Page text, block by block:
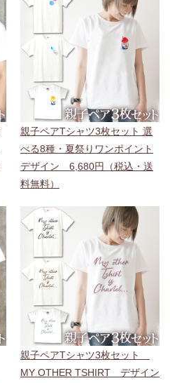
親子ペアTシャツ3枚セット 選
べる8種・夏祭りワンポイント
デザイン 6,680円（税込・送
料無料）
親子ペアTシャツ3枚セット
MY OTHER TSHIRT デザイン